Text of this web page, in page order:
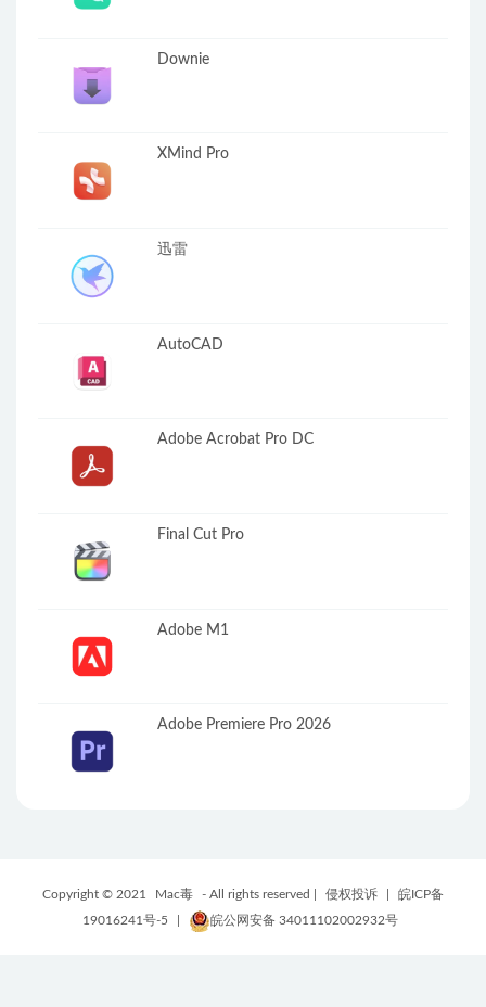
Downie
XMind Pro
迅雷
AutoCAD
Adobe Acrobat Pro DC
Final Cut Pro
Adobe M1
Adobe Premiere Pro 2026
Copyright © 2021 Mac毒 - All rights reserved | 侵权投诉
皖ICP备
19016241号-5
皖公网安备 34011102002932号